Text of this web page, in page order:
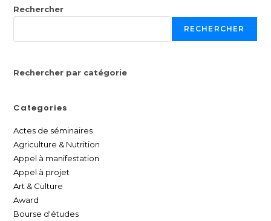
Rechercher
RECHERCHER
Rechercher par catégorie
Categories
Actes de séminaires
Agriculture & Nutrition
Appel à manifestation
Appel à projet
Art & Culture
Award
Bourse d'études